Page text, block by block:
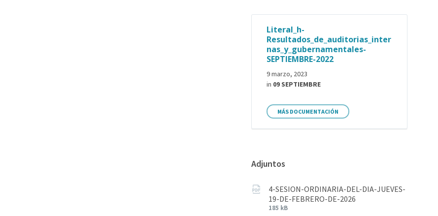
Literal_h-
Resultados_de_auditorias_inter
nas_y_gubernamentales-
SEPTIEMBRE-2022
9 marzo, 2023
in 09 SEPTIEMBRE
MÁS DOCUMENTACIÓN
Adjuntos
4-SESION-ORDINARIA-DEL-DIA-JUEVES-
19-DE-FEBRERO-DE-2026
185 kB